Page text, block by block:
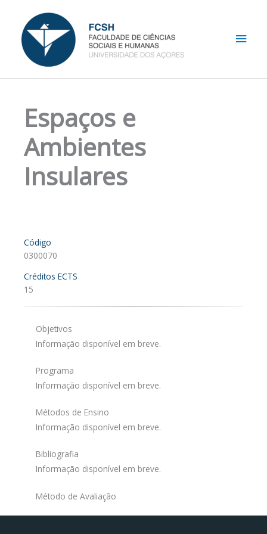
content
Espaços e
Ambientes
Insulares
Código
0300070
Créditos ECTS
15
Objetivos
Informação disponível em breve.
Programa
Informação disponível em breve.
Métodos de Ensino
Informação disponível em breve.
Bibliografia
Informação disponível em breve.
Método de Avaliação
Facebook
Instagram da FCTPortal da UAc